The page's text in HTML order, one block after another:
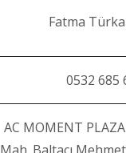
Fatma
0532 685
AC MOMENT